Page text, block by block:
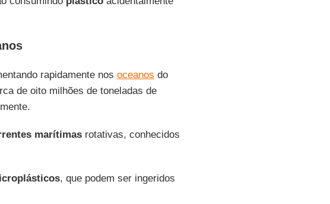
rapidamente nos oceanos do
de oito milhões de toneladas de
marítimasrotativas, conhecidos
, que podem ser ingeridos